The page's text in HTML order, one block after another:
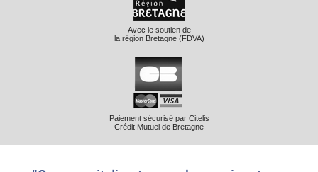
Avec le soutien de
la région Bretagne (FDVA)
Paiement sécurisé par Citelis
Crédit Mutuel de Bretagne